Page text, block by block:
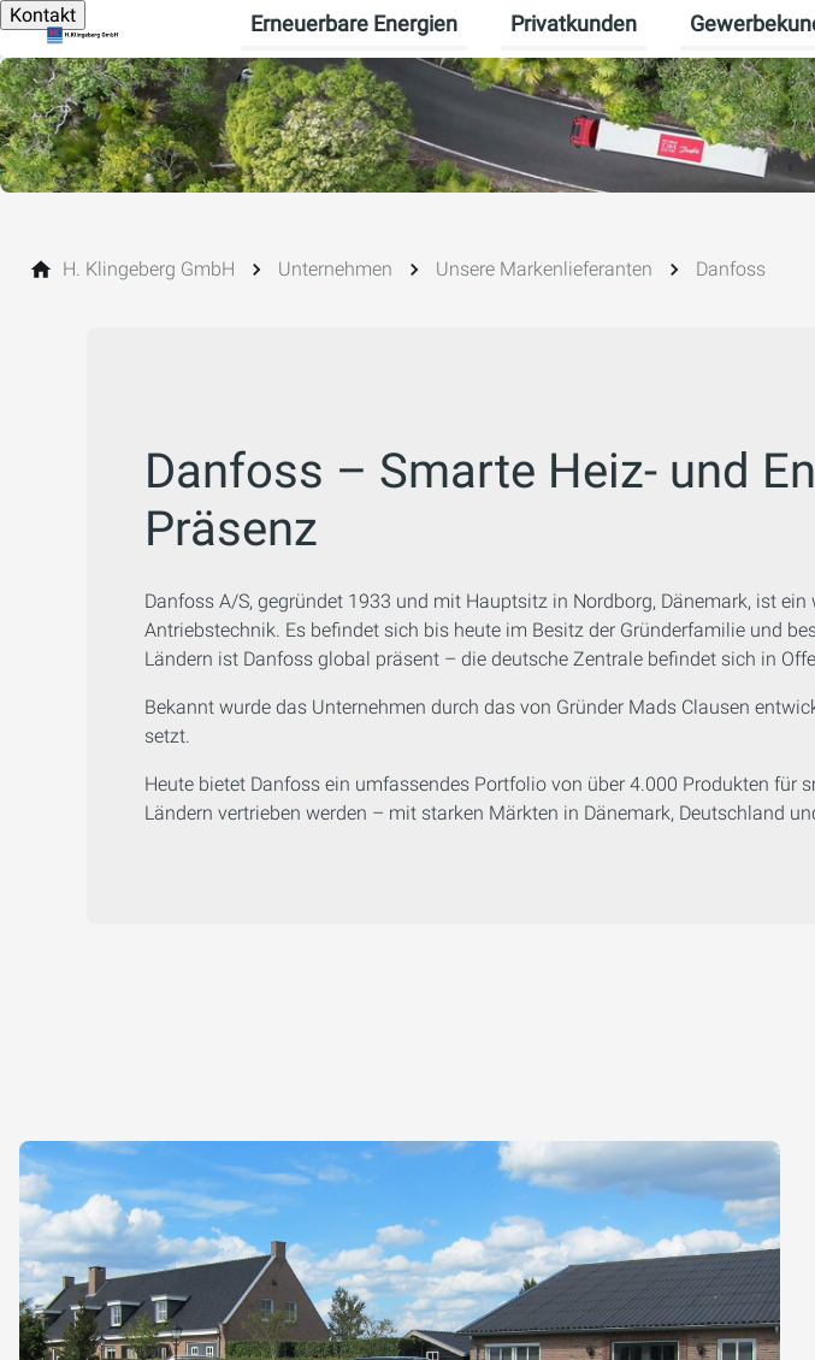
Kontakt Erneuerbare Energien
Untermenü für Erneuerbare
Privatkunden
Untermenü
H. Klingeberg GmbH Unternehmen Unsere Markenlieferanten Danfoss
Danfoss – Smarte Heiz- und
Präsenz
Danfoss A/S, gegründet 1933 und mit Hauptsitz in Nordborg, Dänemark, ist
Antriebstechnik. Es befindet sich bis heute im Besitz der Gründerfamilie und
Ländern ist Danfoss global präsent – die deutsche Zentrale befindet sich in
Bekannt wurde das Unternehmen durch das von Gründer Mads Clausen
setzt.
Heute bietet Danfoss ein umfassendes Portfolio von über 4.000 Produkten für
Ländern vertrieben werden – mit starken Märkten in Dänemark, Deutschland